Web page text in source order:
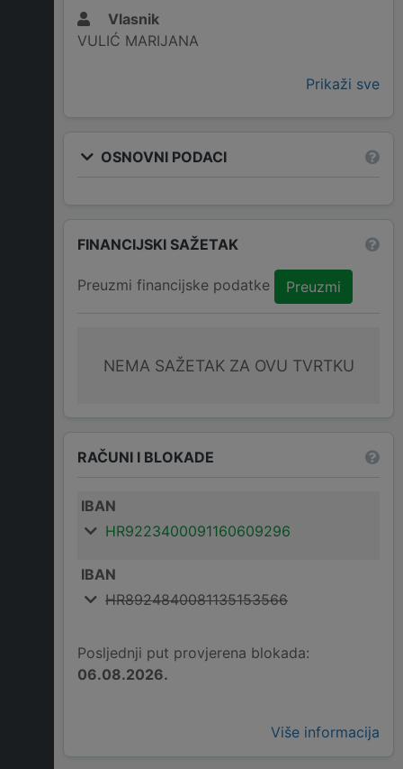
Vlasnik
VULIĆ MARIJANA
Prikaži sve
OSNOVNI PODACI
FINANCIJSKI SAŽETAK
Preuzmi financijske podatke Preuzmi
NEMA SAŽETAK ZA OVU TVRTKU
RAČUNI I BLOKADE
IBAN
HR9223400091160609296
IBAN
HR8924840081135153566
Posljednji put provjerena blokada:
06.08.2026.
Više informacija